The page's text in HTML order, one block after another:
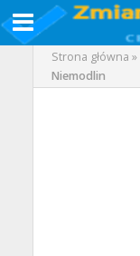
Strona główna »
Niemodlin